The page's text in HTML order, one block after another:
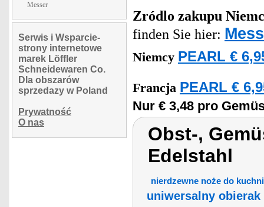
Messer
Serwis i Wsparcie-
strony internetowe
marek Löffler
Schneidewaren Co.
Dla obszarów
sprzedazy w Poland
Prywatność
O nas
Zródlo zakupu
finden Sie hier:
Niemcy PEARL €
Francja PEARL €
Nur € 3,48 pro
Obst-,
Edelstahl
nierdzewne noże do kuchni
uniwersalny obierak